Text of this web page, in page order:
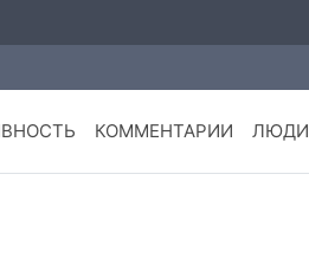
КОММЕНТАРИИ ЛЮДИ